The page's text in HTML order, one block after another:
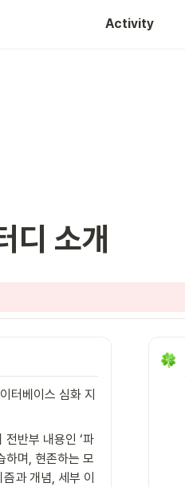
Activity
디 소개
터베이스 심화 지
전반부 내용인 ‘파
하며, 현존하는 모
과 개념, 세부 이